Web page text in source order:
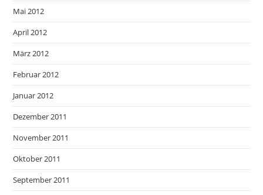
Mai 2012
April 2012
März 2012
Februar 2012
Januar 2012
Dezember 2011
November 2011
Oktober 2011
September 2011